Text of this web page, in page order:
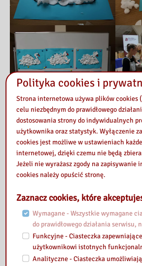
Polityka cookies i
Strona internetowa używa plików cookies
celu niezbędnym do prawidłowego
dostosowania strony do indywidualnych
użytkownika oraz statystyk. Wyłączenie
cookies jest możliwe w ustawieniach
internetowej, dzięki czemu nie będą
Jeżeli nie wyrażasz zgody na zapisywanie
cookies należy opuścić stronę.
Zaznacz cookies, które
Wymagane - Wszystkie wymagane
do prawidłowego działania serwisu,
Funkcyjne - Ciasteczka
użytkownikowi istotnych
Analityczne - Ciasteczka